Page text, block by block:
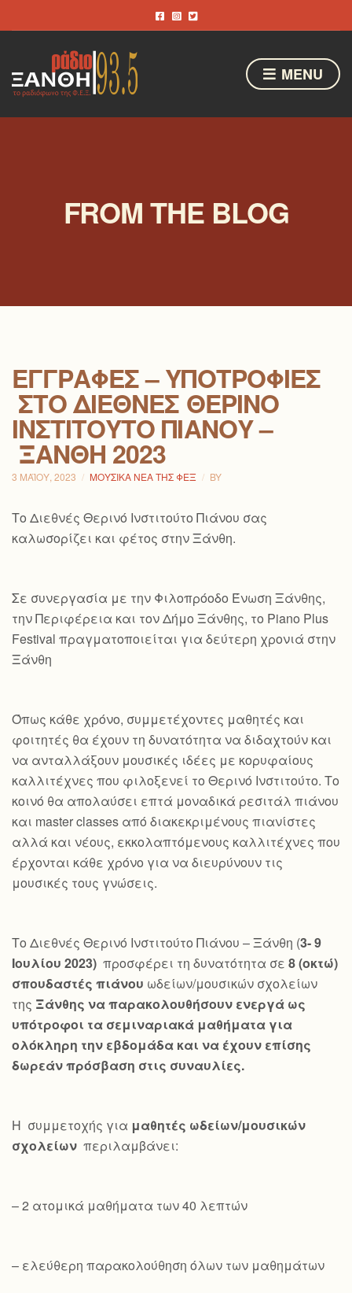
MENU
FROM THE BLOG
ΕΓΓΡΑΦΈΣ – ΥΠΟΤΡΟΦΊΕΣ
ΣΤΟ ΔΙΕΘΝΈΣ ΘΕΡΙΝΌ
ΙΝΣΤΙΤΟΎΤΟ ΠΙΆΝΟΥ –
ΞΆΝΘΗ 2023
3 ΜΑΪ́ΟΥ, 2023 ΜΟΥΣΙΚΆ ΝΈΑ ΤΗΣ ΦΕΞ BY
Το Διεθνές Θερινό Ινστιτούτο Πιάνου σας
καλωσορίζει και φέτος στην Ξάνθη.
Σε συνεργασία με την Φιλοπρόοδο Ένωση Ξάνθης,
την Περιφέρεια και τον Δήμο Ξάνθης, το Piano Plus
Festival πραγματοποιείται για δεύτερη χρονιά στην
Ξάνθη
Όπως κάθε χρόνο, συμμετέχοντες μαθητές και
φοιτητές θα έχουν τη δυνατότητα να διδαχτούν και
να ανταλλάξουν μουσικές ιδέες με κορυφαίους
καλλιτέχνες που φιλοξενεί το Θερινό Ινστιτούτο. Το
κοινό θα απολαύσει επτά μοναδικά ρεσιτάλ πιάνου
και master classes από διακεκριμένους πιανίστες
αλλά και νέους, εκκολαπτόμενους καλλιτέχνες που
έρχονται κάθε χρόνο για να διευρύνουν τις
μουσικές τους γνώσεις.
Το Διεθνές Θερινό Ινστιτούτο Πιάνου – Ξάνθη (3- 9
Ιουλίου 2023) προσφέρει τη δυνατότητα σε 8 (οκτώ)
σπουδαστές πιάνου ωδείων/μουσικών σχολείων
της Ξάνθης να παρακολουθήσουν ενεργά ως
υπότροφοι τα σεμιναριακά μαθήματα για
ολόκληρη την εβδομάδα και να έχουν επίσης
δωρεάν πρόσβαση στις συναυλίες.
Η συμμετοχής για μαθητές ωδείων/μουσικών
σχολείων περιλαμβάνει:
– 2 ατομικά μαθήματα των 40 λεπτών
– ελεύθερη παρακολούθηση όλων των μαθημάτων